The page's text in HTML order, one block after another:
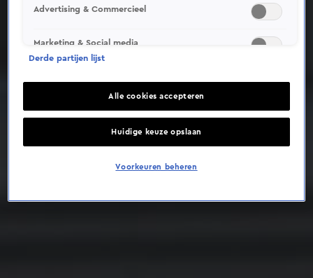
Advertising & Commercieel
Marketing & Social media
Derde partijen lijst
Alle cookies accepteren
Huidige keuze opslaan
Voorkeuren beheren